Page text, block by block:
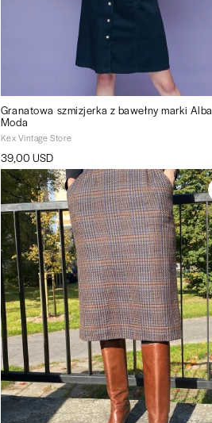
Granatowa szmizjerka z bawełny marki Alba
Moda
Kex Vintage Store
39,00 USD